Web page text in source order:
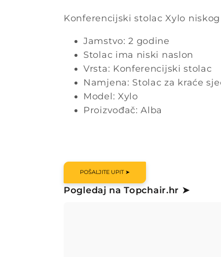
Konferencijski stolac Xylo
Jamstvo: 2 godine
Stolac ima niski naslon
Vrsta: Konferencijski stolac
Namjena: Stolac za kraće
Model: Xylo
Proizvođač: Alba
POŠALJITE UPIT ➤
Pogledaj na Topchair.hr ➤